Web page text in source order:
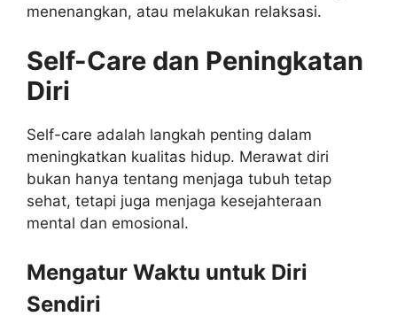
menenangkan, atau melakukan relaksasi.
Self-Care dan Peningkatan
Diri
Self-care adalah langkah penting dalam
meningkatkan kualitas hidup. Merawat diri
bukan hanya tentang menjaga tubuh tetap
sehat, tetapi juga menjaga kesejahteraan
mental dan emosional.
Mengatur Waktu untuk Diri
Sendiri